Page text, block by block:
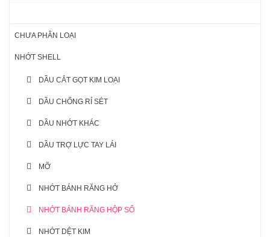
CHƯA PHÂN LOẠI
NHỚT SHELL
DẦU CẮT GỌT KIM LOẠI
DẦU CHỐNG RỈ SÉT
DẦU NHỚT KHÁC
DẦU TRỢ LỰC TAY LÁI
MỠ
NHỚT BÁNH RĂNG HỞ
NHỚT BÁNH RĂNG HỘP SỐ
NHỚT DỆT KIM